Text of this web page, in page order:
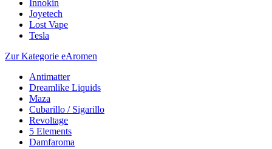
Innokin
Joyetech
Lost Vape
Tesla
Zur Kategorie eAromen
Antimatter
Dreamlike Liquids
Maza
Cubarillo / Sigarillo
Revoltage
5 Elements
Damfaroma